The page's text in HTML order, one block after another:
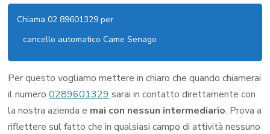
Chiama 02 89601329 per
cancello automatico Came Senago
Per questo vogliamo mettere in chiaro che quando chiamerai
il numero0289601329sarai in contatto direttamente con
la nostra azienda e mai con nessun intermediario. Prova a
riflettere sul fatto che in qualsiasi campo di attività nessuno